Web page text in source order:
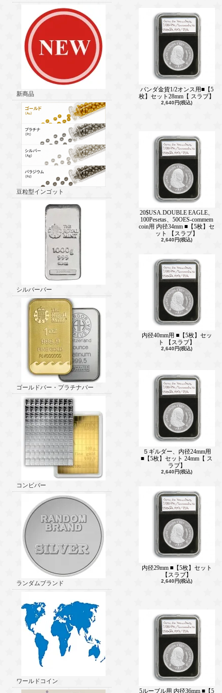
新商品
豆粒型インゴット
シルバーバー
ゴールドバー・プラチナバー
コンビバー
ランダムブランド
ワールドコイン
パンダ金貨1/2オンス用■【5
枚】セット28mm【 スラブ】
2,640円(税込)
20$USA.DOUBLE EAGLE、
100Pesetas、50OES-commem
coin用 内径34mm ■【5枚】セ
ット 【スラブ】
2,640円(税込)
内径40mm用 ■【5枚】セッ
ト 【スラブ】
2,640円(税込)
５ギルダー、内径24mm用
■【5枚】セット 24mm【 ス
ラブ】
2,640円(税込)
内径29mm ■【5枚】セット
【スラブ】
2,640円(税込)
5ルーブル用 内径36mm ■【5